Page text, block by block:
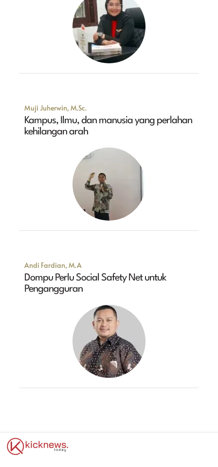
Muji Juherwin, M.Sc.
Kampus, Ilmu, dan manusia yang perlahan
kehilangan arah
Andi Fardian, M.A
Dompu Perlu Social Safety Net untuk
Pengangguran